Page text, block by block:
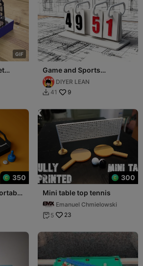
GIF
Game and Sports
Scoreboard - Desktop Mini
VersionDIYER LEAN
 41 9
350
300
Mini table top tennis
Emanuel Chmielowski
 5 23